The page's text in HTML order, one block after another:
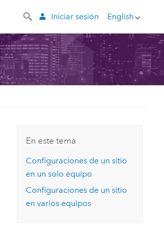
English
Iniciar sesión
En este tema
Configuraciones de un sitio
en un solo equipo
Configuraciones de un sitio
en varios equipos